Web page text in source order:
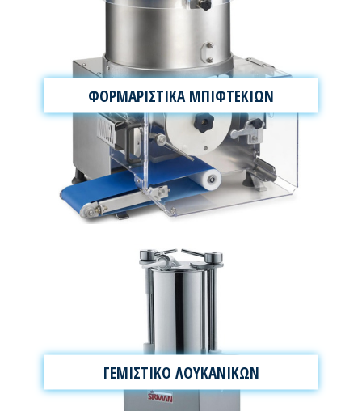
ΦΟΡΜΑΡΙΣΤΙΚΑ ΜΠΙΦΤΕΚΙΩΝ
ΓΕΜΙΣΤΙΚΟ ΛΟΥΚΑΝΙΚΩΝ